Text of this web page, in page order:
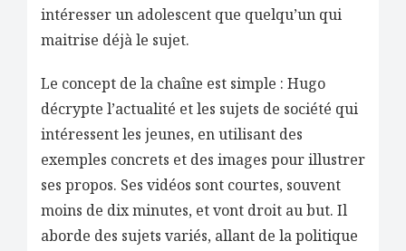
intéresser un adolescent que quelqu’un qui
maitrise déjà le sujet.
Le concept de la chaîne est simple : Hugo
décrypte l’actualité et les sujets de société qui
intéressent les jeunes, en utilisant des
exemples concrets et des images pour illustrer
ses propos. Ses vidéos sont courtes, souvent
moins de dix minutes, et vont droit au but. Il
aborde des sujets variés, allant de la politique